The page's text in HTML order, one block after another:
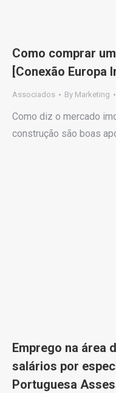
Como comprar
[Conexão Europa
Associados By Marketing
Como diz o mercado
construção são boas
Emprego na área
salários por
Portuguesa